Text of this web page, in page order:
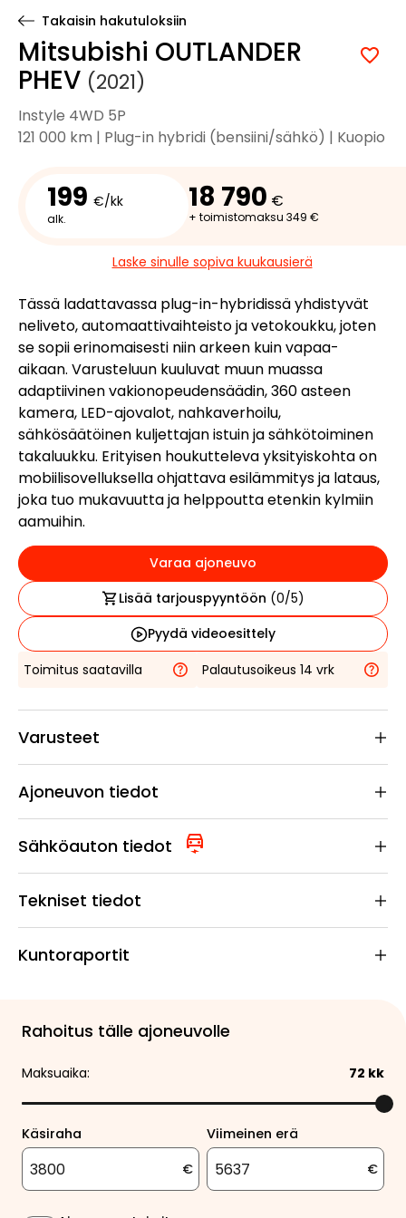
Takaisin hakutuloksiin
Mitsubishi OUTLANDER
PHEV (2021)
Instyle 4WD 5P
121 000 km | Plug-in hybridi (bensiini/sähkö) | Kuopio
199 €/kk
alk.
18 790 €
+ toimistomaksu 349 €
Laske sinulle sopiva kuukausierä
Tässä ladattavassa plug-in-hybridissä yhdistyvät
neliveto, automaattivaihteisto ja vetokoukku, joten
se sopii erinomaisesti niin arkeen kuin vapaa-
aikaan. Varusteluun kuuluvat muun muassa
adaptiivinen vakionopeudensäädin, 360 asteen
kamera, LED-ajovalot, nahkaverhoilu,
sähkösäätöinen kuljettajan istuin ja sähkötoiminen
takaluukku. Erityisen houkutteleva yksityiskohta on
mobiilisovelluksella ohjattava esilämmitys ja lataus,
joka tuo mukavuutta ja helppoutta etenkin kylmiin
aamuihin.
Varaa ajoneuvo
Lisää tarjouspyyntöön (0/5)
Pyydä videoesittely
Toimitus saatavilla
Palautusoikeus 14 vrk
Varusteet
Ajoneuvon tiedot
Sähköauton tiedot
Tekniset tiedot
Kuntoraportit
Rahoitus tälle ajoneuvolle
Maksuaika: 72 kk
Käsiraha
€
Viimeinen erä
€